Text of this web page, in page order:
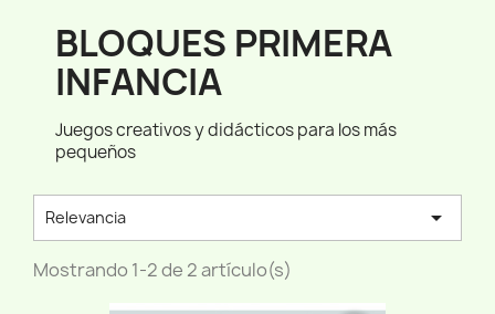
BLOQUES PRIMERA
INFANCIA
Juegos creativos y didácticos para los más
pequeños
Relevancia 
Mostrando 1-2 de 2 artículo(s)